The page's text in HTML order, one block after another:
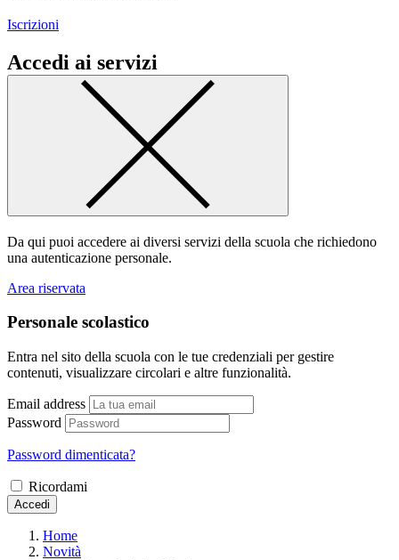
Iscrizioni
Accedi ai servizi
Da qui puoi accedere ai diversi servizi della scuola che richiedono
una autenticazione personale.
Area riservata
Personale scolastico
Entra nel sito della scuola con le tue credenziali per gestire
contenuti, visualizzare circolari e altre funzionalità.
Email address
Password
Password dimenticata?
Ricordami
Accedi
Home
Novità